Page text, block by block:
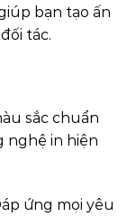
bạn tạo ấn
tác.
sắc chuẩn
nghệ in hiện
ứng mọi yêu